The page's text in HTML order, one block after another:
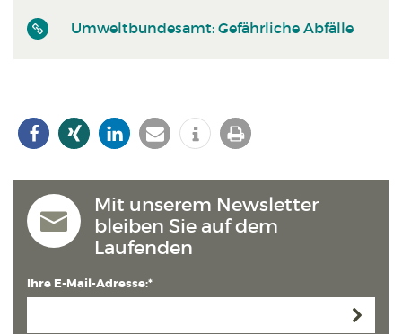
Umweltbundesamt: Gefährliche Abfälle
Mit unserem Newsletter
bleiben Sie auf dem
Laufenden
Ihre E-Mail-Adresse:*